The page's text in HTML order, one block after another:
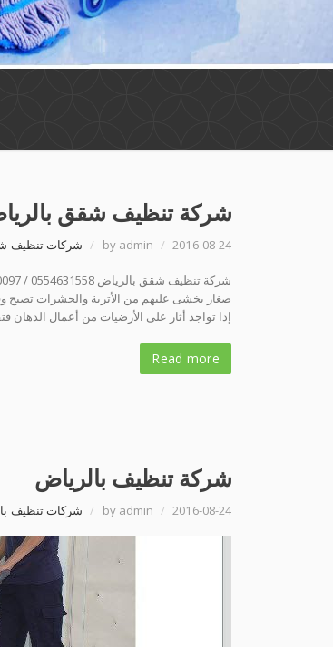
شركة تنظيف شقق بالرياض 0554631558 /
2016-08-24
/
/ شركات تنظيف
صغار يخشى عليهم من الأتربة والحشرات تصبح
إذا تواجد أثار على الأرضيات من أعمال الدهان
Read more
شركة تنظيف بالرياض
2016-08-24
/
/ شركات تنظيف